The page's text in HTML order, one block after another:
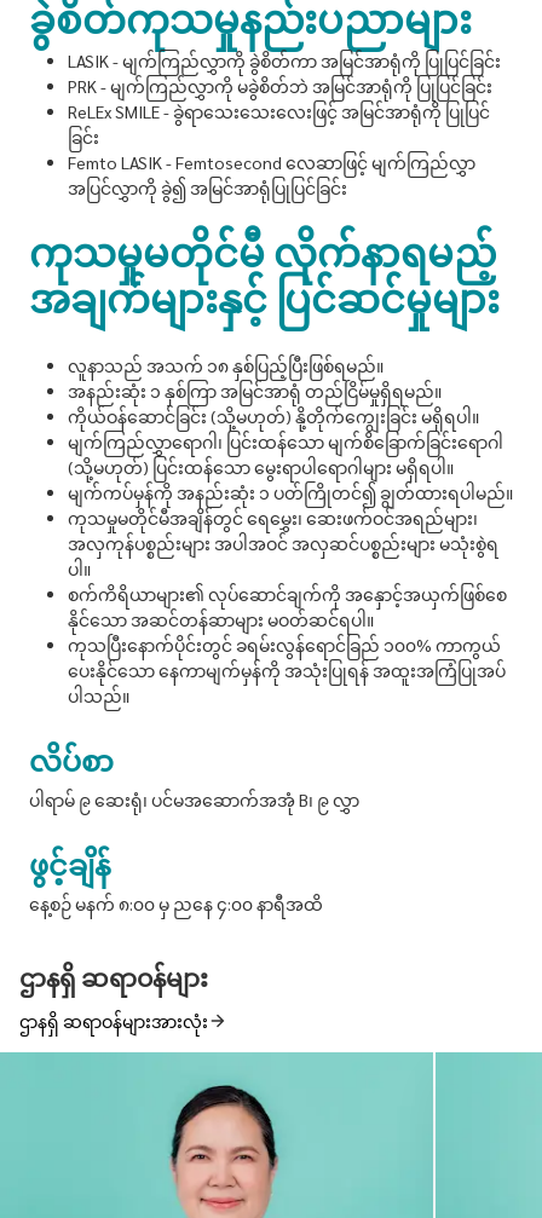
ခွဲစိတ်ကုသမှုနည်းပညာများ
LASIK - မျက်ကြည်လွှာကို ခွဲစိတ်ကာ အမြင်အာရုံကို ပြုပြင်ခြင်း
PRK - မျက်ကြည်လွှာကို မခွဲစိတ်ဘဲ အမြင်အာရုံကို ပြုပြင်ခြင်း
ReLEx SMILE - ခွဲရာသေးသေးလေးဖြင့် အမြင်အာရုံကို ပြုပြင်
ခြင်း
Femto LASIK - Femtosecond လေဆာဖြင့် မျက်ကြည်လွှာ
အပြင်လွှာကို ခွဲ၍ အမြင်အာရုံပြုပြင်ခြင်း
ကုသမှုမတိုင်မီ လိုက်နာရမည့်
အချက်များနှင့် ပြင်ဆင်မှုများ
လူနာသည် အသက် ၁၈ နှစ်ပြည့်ပြီးဖြစ်ရမည်။
အနည်းဆုံး ၁ နှစ်ကြာ အမြင်အာရုံ တည်ငြိမ်မှုရှိရမည်။
ကိုယ်ဝန်ဆောင်ခြင်း (သို့မဟုတ်) နို့တိုက်ကျွေးခြင်း မရှိရပါ။
မျက်ကြည်လွှာရောဂါ၊ ပြင်းထန်သော မျက်စိခြောက်ခြင်းရောဂါ
(သို့မဟုတ်) ပြင်းထန်သော မွေးရာပါရောဂါများ မရှိရပါ။
မျက်ကပ်မှန်ကို အနည်းဆုံး ၁ ပတ်ကြိုတင်၍ ချွတ်ထားရပါမည်။
ကုသမှုမတိုင်မီအချိန်တွင် ရေမွှေး၊ ဆေးဖက်ဝင်အရည်များ၊
အလှကုန်ပစ္စည်းများ အပါအဝင် အလှဆင်ပစ္စည်းများ မသုံးစွဲရ
ပါ။
စက်ကိရိယာများ၏ လုပ်ဆောင်ချက်ကို အနှောင့်အယှက်ဖြစ်စေ
နိုင်သော အဆင်တန်ဆာများ မဝတ်ဆင်ရပါ။
ကုသပြီးနောက်ပိုင်းတွင် ခရမ်းလွန်ရောင်ခြည် ၁၀၀% ကာကွယ်
ပေးနိုင်သော နေကာမျက်မှန်ကို အသုံးပြုရန် အထူးအကြံပြုအပ်
ပါသည်။
လိပ်စာ
ပါရာမ် ၉ ဆေးရုံ၊ ပင်မအဆောက်အအုံ B၊ ၉ လွှာ
ဖွင့်ချိန်
နေ့စဉ် မနက် ၈:၀၀ မှ ညနေ ၄:၀၀ နာရီအထိ
ဌာနရှိ ဆရာဝန်များ
ဌာနရှိ ဆရာဝန်များအားလုံး